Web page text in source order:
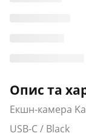
Опис та
Екшн-камера
USB-C / Black